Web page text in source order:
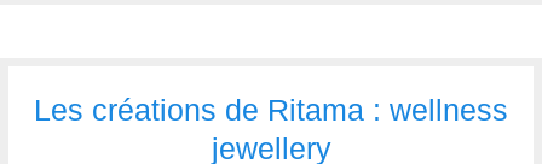
Les créations de Ritama : wellness
jewellery